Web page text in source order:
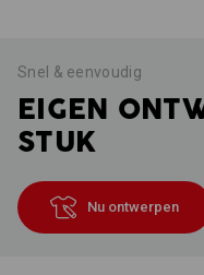
Snel & eenvoudig
EIGEN
STUK
Nu ontwerpen